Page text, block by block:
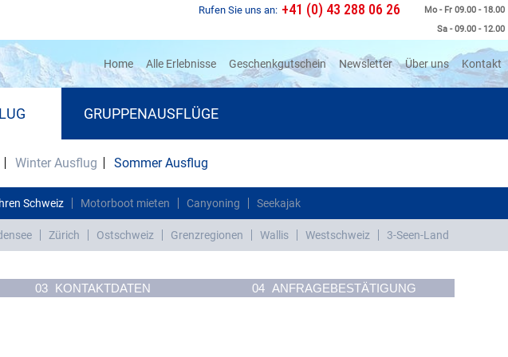
Mo - Fr 09.00 - 18.00
Sa - 09.00 - 12.00
Rufen Sie uns an: +41 (0) 43 288 06 26
Home(current)
Alle Erlebnisse Geschenkgutschein Newsletter Über uns Kontakt
GRUPPENAUSFLÜGE
Winter Ausflug Sommer Ausflug
Schweiz Motorboot mieten Canyoning Seekajak
Zürich Ostschweiz Grenzregionen Wallis Westschweiz 3-Seen-Land
03 KONTAKTDATEN 04 ANFRAGEBESTÄTIGUNG